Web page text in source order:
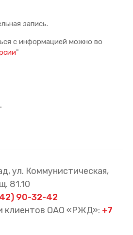
запись.
с информацией можно во
"
ул. Коммунистическая,
81.10
90-32-42
клиентов ОАО «РЖД»: +7